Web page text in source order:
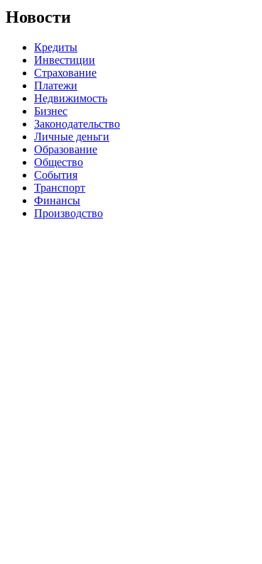
Новости
Кредиты
Инвестиции
Страхование
Платежи
Недвижимость
Бизнес
Законодательство
Личные деньги
Образование
Общество
События
Транспорт
Финансы
Производство